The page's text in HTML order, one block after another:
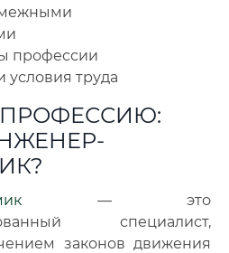
профессии
условия труда
— это
специалист,
законов движения